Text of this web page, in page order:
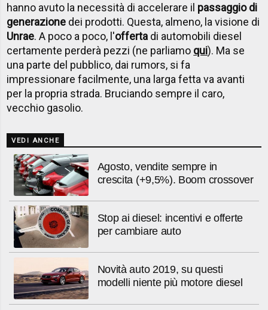
hanno avuto la necessità di accelerare il passaggio di
generazione dei prodotti. Questa, almeno, la visione di
Unrae. A poco a poco, l'offerta di automobili diesel
certamente perderà pezzi (ne parliamo qui). Ma se
una parte del pubblico, dai rumors, si fa
impressionare facilmente, una larga fetta va avanti
per la propria strada. Bruciando sempre il caro,
vecchio gasolio.
VEDI ANCHE
Agosto, vendite sempre in
crescita (+9,5%). Boom crossover
Stop ai diesel: incentivi e offerte
per cambiare auto
Novità auto 2019, su questi
modelli niente più motore diesel